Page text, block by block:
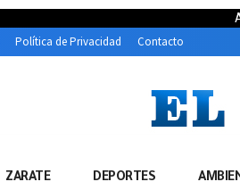
Política de Privacidad Contacto
ZARATE DEPORTES